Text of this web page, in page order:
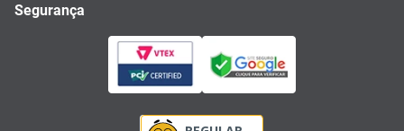
Segurança